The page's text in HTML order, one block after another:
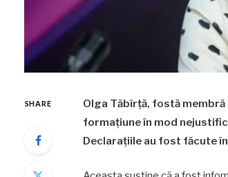
SHARE
Olga Tăbîrță, fostă
formațiune în mod
Declarațiile au fost făcute